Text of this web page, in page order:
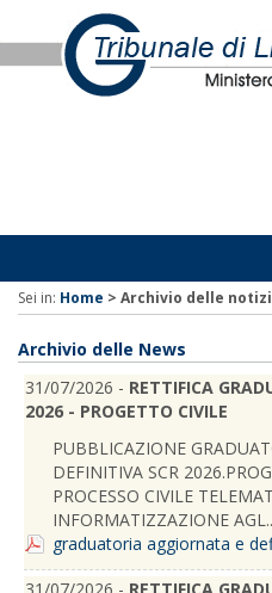
Sei in: Home > Archivio delle
Archivio delle News
31/07/2026 - RETTIFICA
2026 - PROGETTO CIVILE
PUBBLICAZIONE
DEFINITIVA SCR
PROCESSO CIVILE
INFORMATIZZAZIONE
graduatoria aggiornata e